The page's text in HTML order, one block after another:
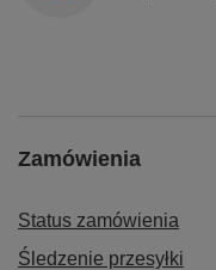
Zamówienia
Status zamówienia
Śledzenie przesyłki